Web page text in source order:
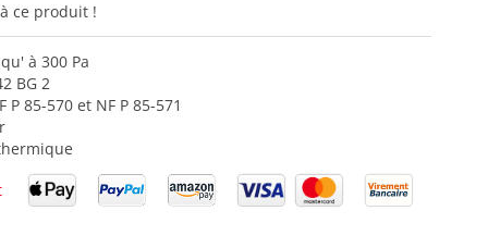
ce produit !
à 300 Pa
BG 2
85-570 et NF P 85-571